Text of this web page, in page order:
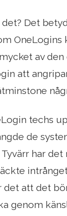
Det
OneLogins
av den
att
techs
de
har
att det
genom